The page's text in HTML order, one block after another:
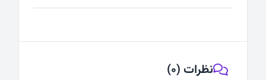
نظرات (0)